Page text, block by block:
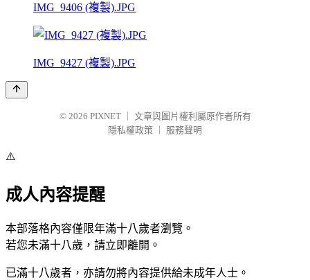
IMG_9406 (複製).JPG
IMG_9427 (複製).JPG
© 2026 PIXNET
文章與圖片權利屬原作者所有
隱私權政策
服務聲明
⚠️
成人內容提醒
本部落格內容僅限年滿十八歲者瀏覽。
若您未滿十八歲，請立即離開。
已滿十八歲者，亦請勿將內容提供給未成年人士。